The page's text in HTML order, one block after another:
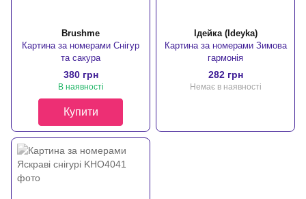
Brushme
Картина за номерами Снігур
та сакура
380 грн
В наявності
Купити
Ідейка (Ideyka)
Картина за номерами Зимова
гармонія
282 грн
Немає в наявності